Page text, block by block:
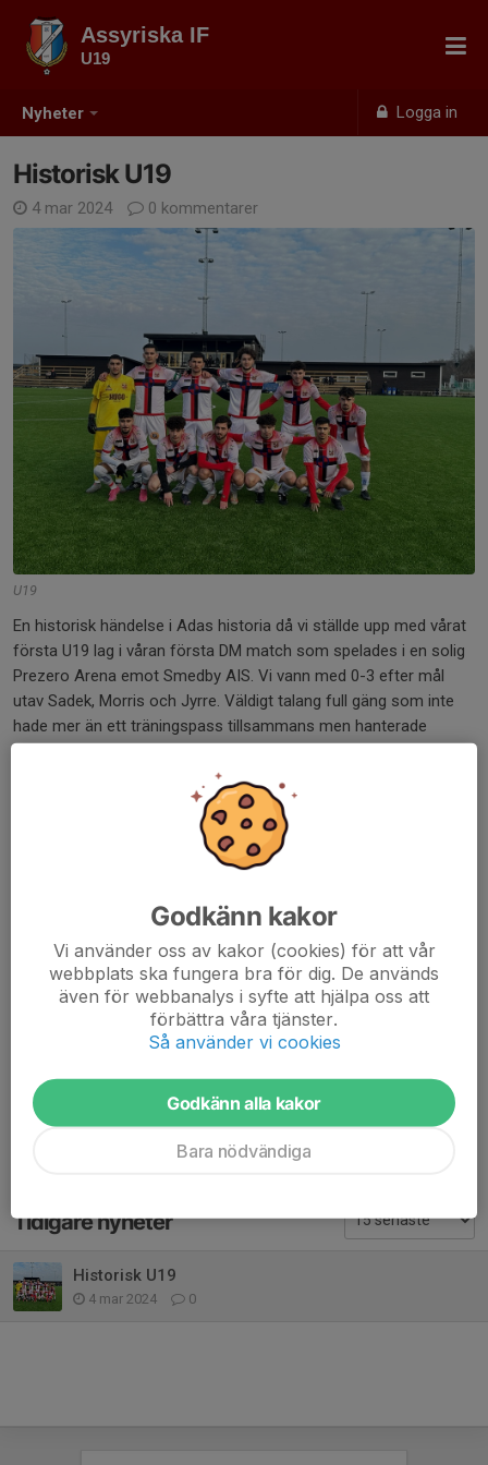
Nyheter Logga in
Assyriska IF
U19
Historisk U19
4 mar 2024 0 kommentarer
U19
En historisk händelse i Adas historia då vi ställde upp med vårat
första U19 lag i våran första DM match som spelades i en solig
Prezero Arena emot Smedby AIS. Vi vann med 0-3 efter mål
utav Sadek, Morris och Jyrre. Väldigt talang full gäng som inte
hade mer än ett träningspass tillsammans men hanterade
situation galant efter en nervös start. Truppen består utav våra
talangfulla senior spelare samt våra äldsta ungdomspelare.
Kommer att bli intressant att följa deras resa och vi hoppas på
ett stor stöd framåt när nästa match blir på hemmaplan.
Ledarna är för laget är en kombination utav våran
ungdomsledare tillsammans med våra senior tränare. Vi i
klubben är måna att våra ledare precis som spelare ska jobba
över gränserna för att kunna utvecklas tillsammans.
Dela nyhet
Kommentarer
Tidigare nyheter
Historisk U19
4 mar 2024 0
Godkänn kakor
Vi använder oss av kakor (cookies) för att vår
webbplats ska fungera bra för dig. De används
även för webbanalys i syfte att hjälpa oss att
förbättra våra tjänster.
Så använder vi cookies
Godkänn alla kakor
Bara nödvändiga